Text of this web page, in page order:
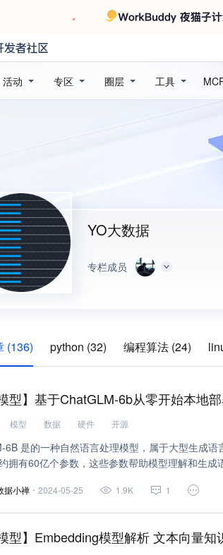
活动 专区 圈层 工具
YO大数据
专栏成员
(136) python (32) 编程算法 (24)
sql (10) flink (10) java (8)
网
腾讯云开发者社区 (8)
(7)
分布式 (7) bash (6) 存储 (6)
接口 (6) 开发 (6) javascript (5)
(5)
tcp/ip (5) 数据结构 (5) 教程 (5)
zookeeper (4) 机器人 (4) 注解 (4)
型】基于ChatGLM-6b从零开始本地
模型 数据 硬件 开源
6B 是的一种自然语言处理模型，属于大型生成
拥有60亿个参数，这些参数帮助模型理解和生
成自然、流畅的对话文本。 这个模型通过大量的文本数据进行训练，学习如何
语言中的下一个词，从而能够参与到各种对话场
动回复系统和其他需要语言理解的技术中，
据小禅 2024-05-25 1.9K 1
型】Embedding模型解析 文本向量